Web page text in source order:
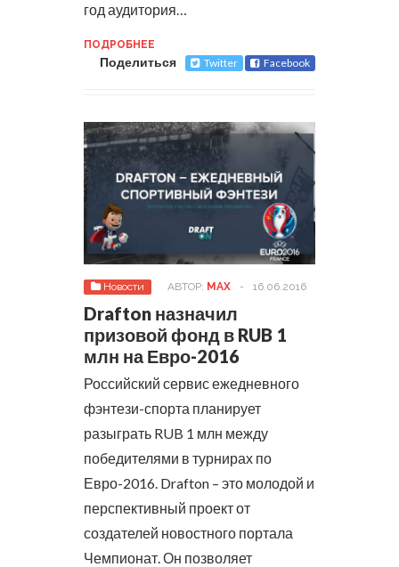
год аудитория…
ПОДРОБНЕЕ
Поделиться Twitter Facebook
Новости АВТОР: MAX - 16.06.2016
Drafton назначил
призовой фонд в RUB 1
млн на Евро-2016
Российский сервис ежедневного
фэнтези-спорта планирует
разыграть RUB 1 млн между
победителями в турнирах по
Евро-2016. Drafton – это молодой и
перспективный проект от
создателей новостного портала
Чемпионат. Он позволяет